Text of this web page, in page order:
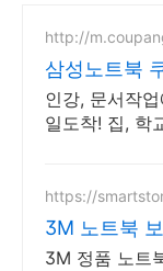
http://
삼성노트북
인강, 문서작
일도착! 집, 학
https://
3M 노트북
3M 정품 노트